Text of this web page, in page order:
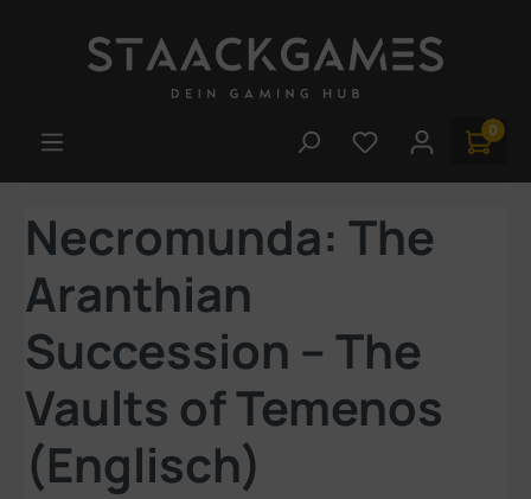
Du hast 0 0
Necromunda: The
Aranthian
Succession – The
Vaults of Temenos
(Englisch)